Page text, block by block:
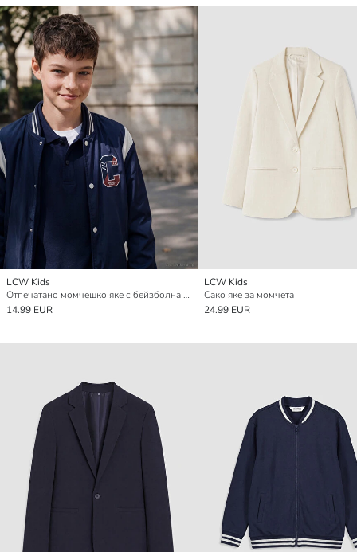
LCW Kids
Отпечатано момчешко яке с бейзболна яка
14.99 EUR
LCW Kids
Сако яке за момчета
24.99 EUR